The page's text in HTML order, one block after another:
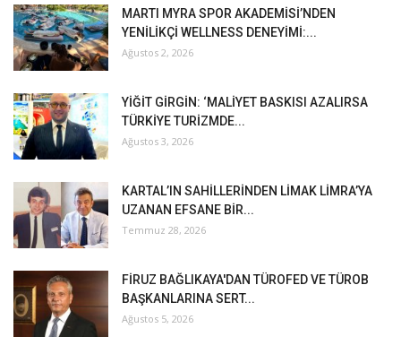
MARTI MYRA SPOR AKADEMİSİ’NDEN
YENİLİKÇİ WELLNESS DENEYİMİ:...
Ağustos 2, 2026
YİĞİT GİRGİN: ‘MALİYET BASKISI AZALIRSA
TÜRKİYE TURİZMDE...
Ağustos 3, 2026
KARTAL’IN SAHİLLERİNDEN LİMAK LİMRA’YA
UZANAN EFSANE BİR...
Temmuz 28, 2026
FİRUZ BAĞLIKAYA'DAN TÜROFED VE TÜROB
BAŞKANLARINA SERT...
Ağustos 5, 2026